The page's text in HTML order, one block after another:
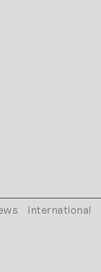
International